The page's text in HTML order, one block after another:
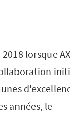
lorsque
années, le